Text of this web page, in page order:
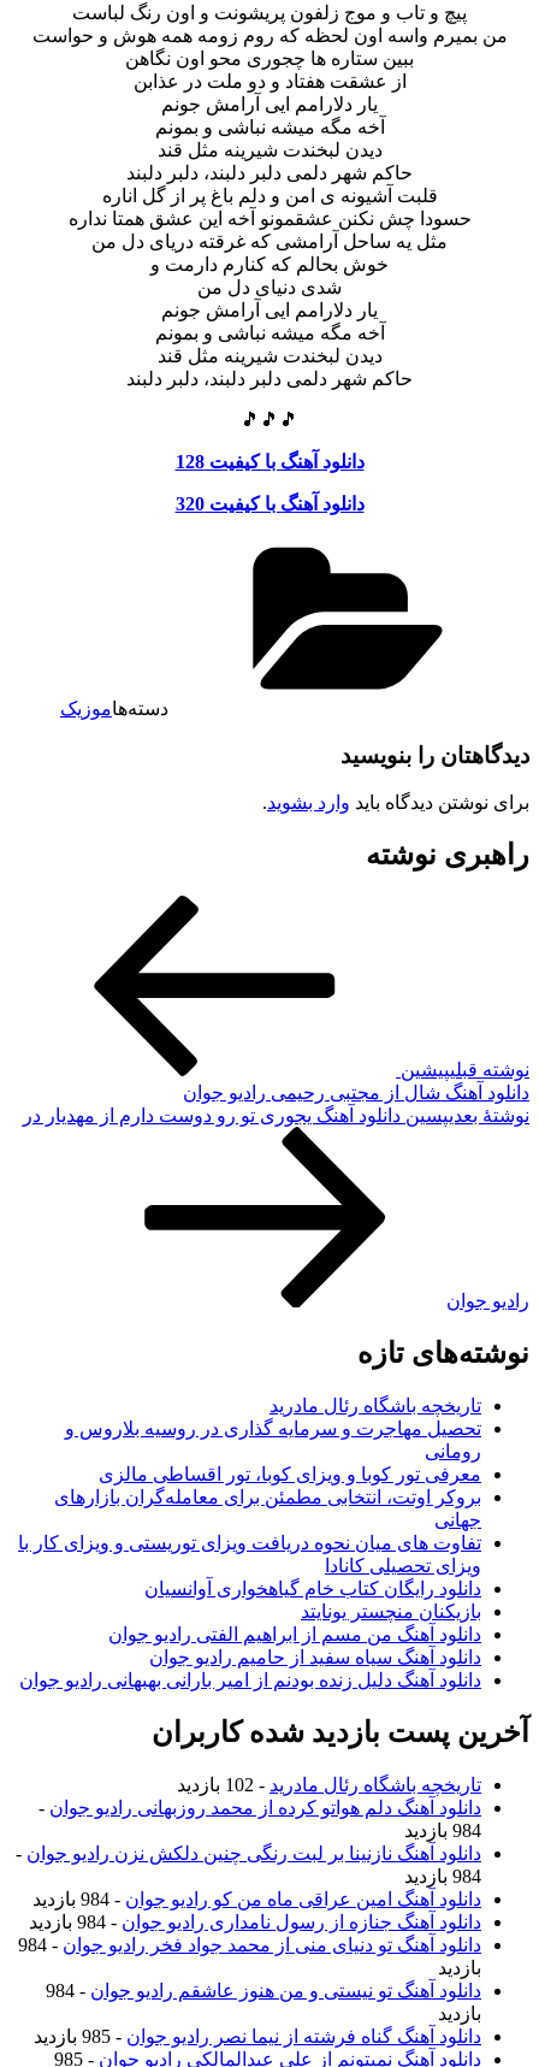
پیچ و تاب و موج زلفون پریشونت و اون رنگ لباست
من بمیرم واسه اون لحظه که روم زومه همه هوش و حواست
ببین ستاره ها چجوری محو اون نگاهن
از عشقت هفتاد و دو ملت در عذابن
یار دلارامم ایی آرامش جونم
آخه مگه میشه نباشی و بمونم
دیدن لبخندت شیرینه مثل قند
حاکم شهر دلمی دلبر دلبند، دلبر دلبند
قلبت آشیونه ی امن و دلم باغ پر از گل اناره
حسودا چش نکنن عشقمونو آخه این عشق همتا نداره
مثل یه ساحل آرامشی که غرقته دریای دل من
خوش بحالم که کنارم دارمت و
شدی دنیای دل من
یار دلارامم ایی آرامش جونم
آخه مگه میشه نباشی و بمونم
دیدن لبخندت شیرینه مثل قند
حاکم شهر دلمی دلبر دلبند، دلبر دلبند
🎵🎵🎵
دانلود آهنگ با کیفیت 128
دانلود آهنگ با کیفیت 320
دسته‌هاموزیک
را بنویسید
نوشتن دیدگاه بایدوارد بشوید.
نوشته
قبلیپیشین
آهنگ شال از مجتبی رحیمی رادیو جوان
بعدیپسین دانلود آهنگ یجوری تو رو دوست دارم از مهدیار در
جوان
تازه
تاریخچه باشگاه رئال مادرید
تحصیل مهاجرت و سرمایه گذاری در روسیه بلاروس و
رومانی
معرفی تور کوبا و ویزای کوبا، تور اقساطی مالزی
بروکر اوتت، انتخابی مطمئن برای معامله‌گران بازارهای
جهانی
تفاوت های میان نحوه دریافت ویزای توریستی و ویزای کار با
ویزای تحصیلی کانادا
دانلود رایگان کتاب خام گیاهخواری آوانسیان
بازیکنان منچستر یونایتد
دانلود آهنگ من مسم از ابراهیم الفتی رادیو جوان
دانلود آهنگ سیاه سفید از حامیم رادیو جوان
دانلود آهنگ دلیل زنده بودنم از امیر بارانی بهبهانی رادیو جوان
پست بازدید شده کاربران
تاریخچه باشگاه رئال مادرید- 102 بازدید
دانلود آهنگ دلم هواتو کرده از محمد روزبهانی رادیو جوان-
984 بازدید
دانلود آهنگ نازنینا بر لبت رنگی چنین دلکش نزن رادیو جوان-
984 بازدید
دانلود آهنگ امین عراقی ماه من کو رادیو جوان- 984 بازدید
دانلود آهنگ جنازه از رسول نامداری رادیو جوان- 984 بازدید
دانلود آهنگ تو دنیای منی از محمد جواد فخر رادیو جوان
- 984
بازدید
دانلود آهنگ تو نیستی و من هنوز عاشقم رادیو جوان
- 984
بازدید
دانلود آهنگ گناه فرشته از نیما نصر رادیو جوان- 985 بازدید
دانلود آهنگ نمیتونم از علی عبدالمالکی رادیو جوان
- 985